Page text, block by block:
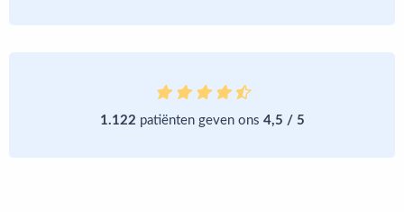
1.122 patiënten geven ons 4,5 / 5